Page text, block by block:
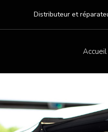
Distributeur et
Accueil